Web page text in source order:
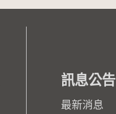
訊息公告
最新消息